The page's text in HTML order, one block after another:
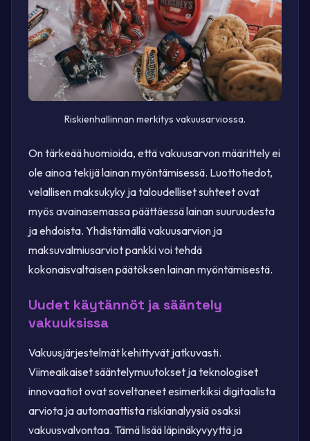
Riskienhallinnan merkitys vakuusarviossa.
On tärkeää huomioida, että vakuusarvon määrittely ei
ole ainoa tekijä lainan myöntämisessä. Luottotiedot,
velallisen maksukyky ja taloudelliset suhteet ovat
myös avainasemassa päättäessä lainan suuruudesta
ja ehdoista. Yhdistämällä vakuusarvion ja
maksuvalmiusarviot pankki voi tehdä
kokonaisvaltaisen päätöksen lainan myöntämisestä.
Uudet käytännöt ja sääntely
vakuuksissa
Vakuusjärjestelmät kehittyvät jatkuvasti.
Viimeaikaiset sääntelymuutokset ja teknologiset
innovaatiot ovat soveltaneet esimerkiksi digitaalista
arviota ja automaattista riskianalyysiä osaksi
vakuusvalvontaa. Tämä lisää läpinäkyvyyttä ja